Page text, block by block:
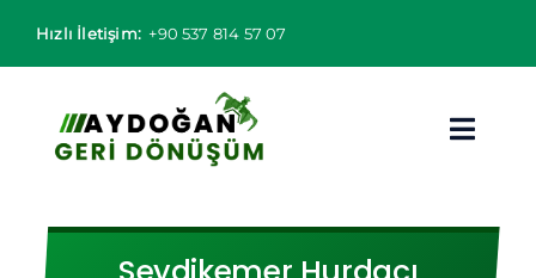
Hızlı İletişim: +90 537 814 57 07